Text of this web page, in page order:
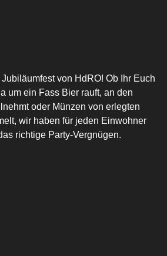
von HdRO! Ob Ihr Euch
um ein Fass Bier rauft, an den
oder Münzen von erlegten
wir haben für jeden Einwohner
richtige Party-Vergnügen.